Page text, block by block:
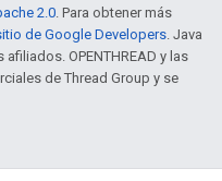
2.0. Para obtener más
de Google Developers. Java
OPENTHREAD y las
de Thread Group y se